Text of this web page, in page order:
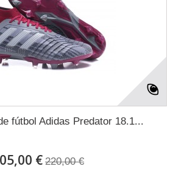
fútbol Adidas Predator 18.1...
€ 220,00 €